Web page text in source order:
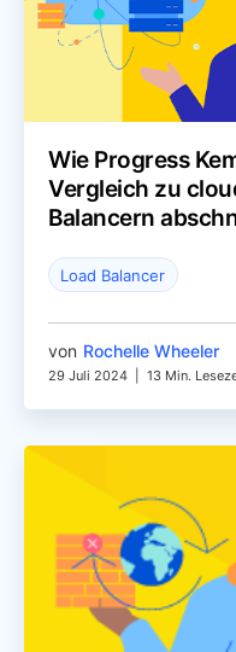
Wie Progress
Vergleich zu
Balancern
Load Balancer
von Rochelle Wheeler
29 Juli 2024 13 Min.